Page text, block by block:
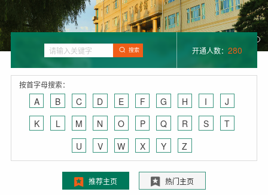
搜索 开通人数： 280
按首字母搜索：
A B C D E F G H I
J
K
L M N O P Q R S
T
U
V W X Y Z
推荐主页 热门主页